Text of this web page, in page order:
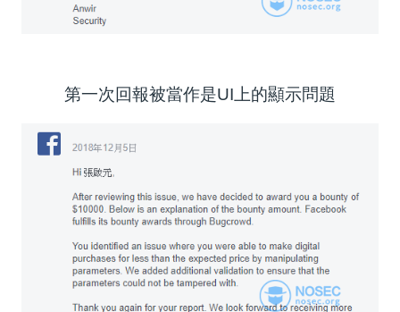
第一次回報被當作是UI上的顯示問題